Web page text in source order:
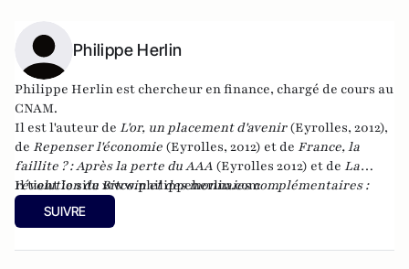
Philippe Herlin
Philippe Herlin est chercheur en finance, chargé de cours au
CNAM.
Il est l'auteur de L'or, un placement d'avenir (Eyrolles, 2012),
de Repenser l'économie (Eyrolles, 2012) et de France, la
faillite ? : Après la perte du AAA (Eyrolles 2012) et de La
révolution du Bitcoin et des monnaies complémentaires :
une solution pour échapper au système bancaire et à l'euro
?chez Atlantico Editions.
Il tient le site www.philippeherlin.com
SUIVRE